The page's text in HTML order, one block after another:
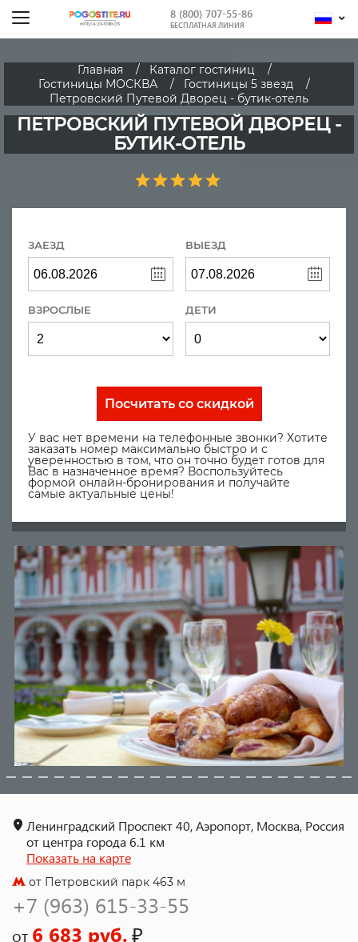
8 (800) 707-55-86
БЕСПЛАТНАЯ ЛИНИЯ
Главная
Каталог гостиниц
Гостиницы МОСКВА
Гостиницы 5 звезд
Петровский Путевой Дворец - бутик-отель
ПЕТРОВСКИЙ ПУТЕВОЙ ДВОРЕЦ -
БУТИК-ОТЕЛЬ
ЗАЕЗД ВЫЕЗД
ВЗРОСЛЫЕ ДЕТИ
Посчитать со скидкой
У вас нет времени на телефонные звонки? Хотите
заказать номер максимально быстро и с
уверенностью в том, что он точно будет готов для
Вас в назначенное время? Воспользуйтесь
формой онлайн-бронирования и получайте
самые актуальные цены!
Ленинградский Проспект 40, Аэропорт, Москва, Россия
от центра города 6.1 км
Показать на карте
от Петровский парк 463 м
+7 (963) 615-33-55
от 6 683 руб.₽